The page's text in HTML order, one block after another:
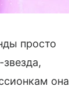
просто
она